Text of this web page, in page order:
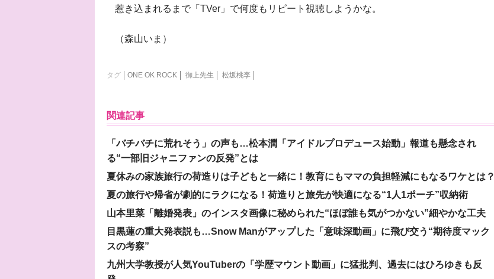
惹き込まれるまで「TVer」で何度もリピート視聴しようかな。
（森山いま）
タグ ONE OK ROCK 御上先生 松坂桃李
関連記事
「バチバチに荒れそう」の声も…松本潤「アイドルプロデュース始動」報道も懸念され
る“一部旧ジャニファンの反発”とは
夏休みの家族旅行の荷造りは子どもと一緒に！教育にもママの負担軽減にもなるワケとは？
夏の旅行や帰省が劇的にラクになる！荷造りと旅先が快適になる“1人1ポーチ”収納術
山本里菜「離婚発表」のインスタ画像に秘められた“ほぼ誰も気がつかない”細やかな工夫
目黒蓮の重大発表説も…Snow Manがアップした「意味深動画」に飛び交う“期待度マック
スの考察”
九州大学教授が人気YouTuberの「学歴マウント動画」に猛批判、過去にはひろゆきも反